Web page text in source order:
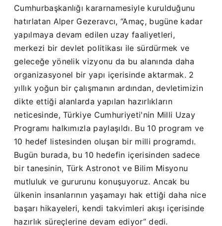
Cumhurbaşkanlığı kararnamesiyle kurulduğunu
hatırlatan Alper Gezeravcı, “Amaç, bugüne kadar
yapılmaya devam edilen uzay faaliyetleri,
merkezi bir devlet politikası ile sürdürmek ve
geleceğe yönelik vizyonu da bu alanında daha
organizasyonel bir yapı içerisinde aktarmak. 2
yıllık yoğun bir çalışmanın ardından, devletimizin
dikte ettiği alanlarda yapılan hazırlıkların
neticesinde, Türkiye Cumhuriyeti'nin Milli Uzay
Programı halkımızla paylaşıldı. Bu 10 program ve
10 hedef listesinden oluşan bir milli programdı.
Bugün burada, bu 10 hedefin içerisinden sadece
bir tanesinin, Türk Astronot ve Bilim Misyonu
mutluluk ve gururunu konuşuyoruz. Ancak bu
ülkenin insanlarının yaşamayı hak ettiği daha nice
başarı hikayeleri, kendi takvimleri akışı içerisinde
hazırlık süreçlerine devam ediyor” dedi.